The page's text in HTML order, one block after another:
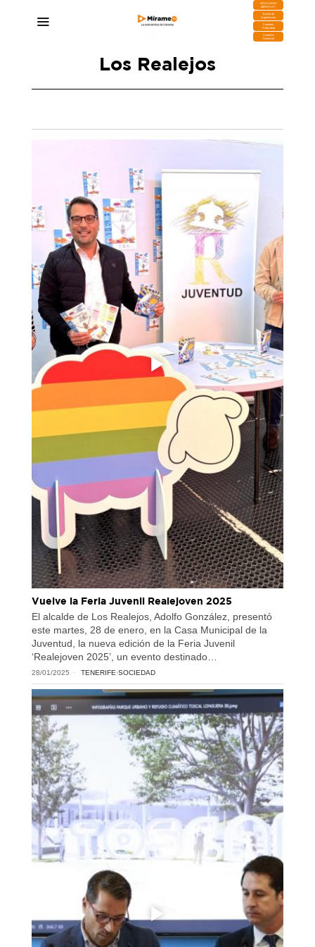
DESCARGA
MIRAPLAY
Buzón de
Sugerencias
Contratar
Publicidad
Contacto
Comercial
Los Realejos
Vuelve la Feria Juvenil Realejoven 2025
El alcalde de Los Realejos, Adolfo González, presentó
este martes, 28 de enero, en la Casa Municipal de la
Juventud, la nueva edición de la Feria Juvenil
‘Realejoven 2025’, un evento destinado…
28/01/2025 TENERIFE·SOCIEDAD